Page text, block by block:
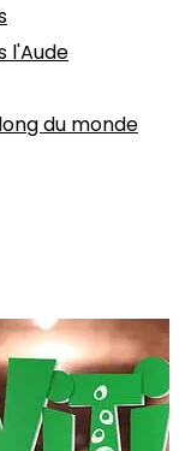
l'Aude
du monde